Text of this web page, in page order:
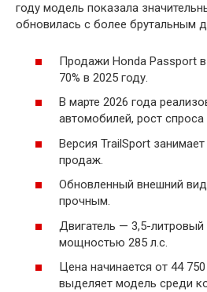
году модель показала
обновилась с более брутальным
Продажи Honda Passport
70% в 2025 году.
В марте 2026 года
автомобилей, рост спроса
Версия TrailSport
продаж.
Обновленный внешний
прочным.
Двигатель — 3,5-
мощностью 285 л.с.
Цена начинается от 44
выделяет модель среди